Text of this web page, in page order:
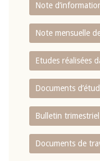
Note
Note mensuelle
Etudes réalisées
Documents
Bulletin
Documents de